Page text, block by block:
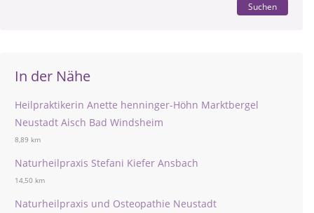
Suchen
In der Nähe
Heilpraktikerin Anette henninger-Höhn Marktbergel
Neustadt Aisch Bad Windsheim
8,89 km
Naturheilpraxis Stefani Kiefer Ansbach
14,50 km
Naturheilpraxis und Osteopathie Neustadt